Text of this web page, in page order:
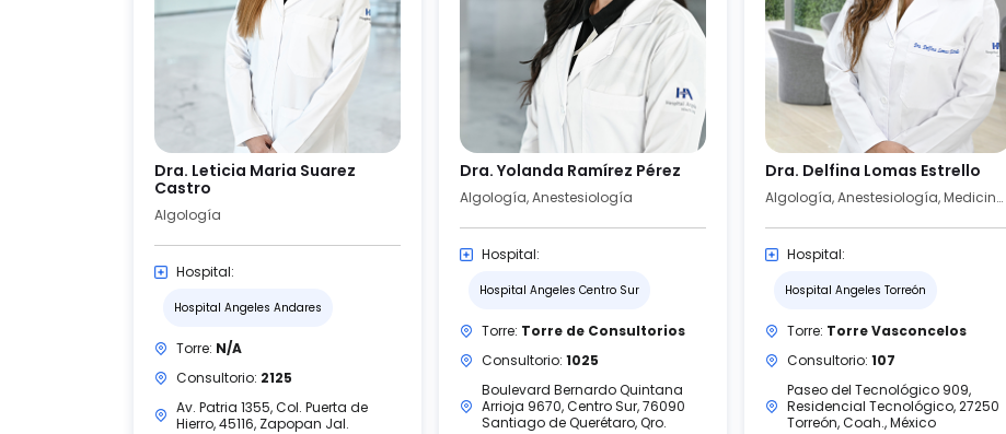
Dra. Leticia Maria Suarez
Castro
Algología
Hospital:
Hospital Angeles Andares
Torre: N/A
Consultorio: 2125
Av. Patria 1355, Col. Puerta de
Hierro, 45116, Zapopan Jal.
Dra. Yolanda Ramírez Pérez
Algología, Anestesiología
Hospital:
Hospital Angeles Centro Sur
Torre: Torre de Consultorios
Consultorio: 1025
Boulevard Bernardo Quintana
Arrioja 9670, Centro Sur, 76090
Santiago de Querétaro, Qro.
Dra. Delfina Lomas Estrello
Algología, Anestesiología, Medicina Crítica
Hospital:
Hospital Angeles Torreón
Torre: Torre Vasconcelos
Consultorio: 107
Paseo del Tecnológico 909,
Residencial Tecnológico, 27250
Torreón, Coah., México